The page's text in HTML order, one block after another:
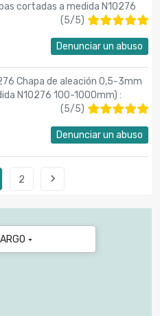
cortadas a medida N10276
(5/5)
Denunciar un abuso
Chapa de aleación 0,5-3mm
N10276 100-1000mm) :
(5/5)
Denunciar un abuso
2 
